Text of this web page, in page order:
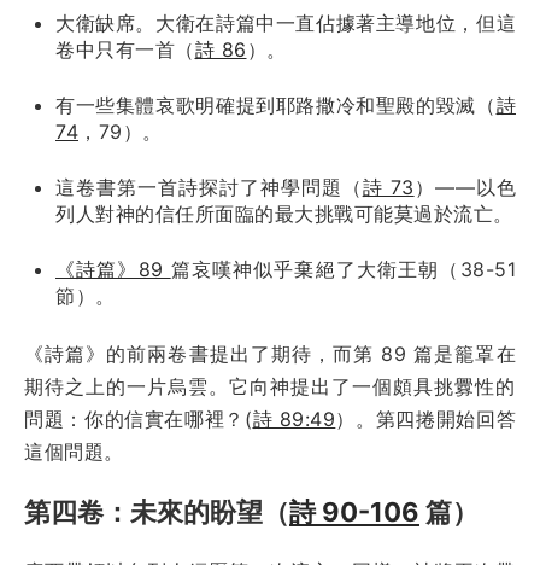
大衛缺席。大衛在詩篇中一直佔據著主導地位，但這
卷中只有一首（詩 86 ）。
有一些集體哀歌明確提到耶路撒冷和聖殿的毀滅（詩
74 ，79）。
這卷書第一首詩探討了神學問題（詩 73 ）——以色
列人對神的信任所面臨的最大挑戰可能莫過於流亡。
《詩篇》89 篇哀嘆神似乎棄絕了大衛王朝（38-51
節）。
《詩篇》的前兩卷書提出了期待，而第 89 篇是籠罩在
期待之上的一片烏雲。它向神提出了一個頗具挑釁性的
問題：你的信實在哪裡？(詩 89:49）。第四捲開始回答
這個問題。
第四卷：未來的盼望（詩 90-106 篇）